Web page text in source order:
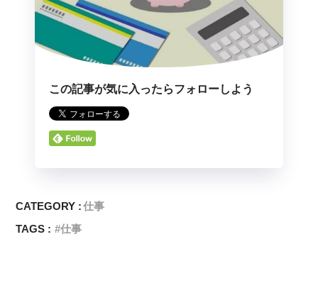
この記事が気に入ったらフォローしよう
CATEGORY :仕事
TAGS :
仕事